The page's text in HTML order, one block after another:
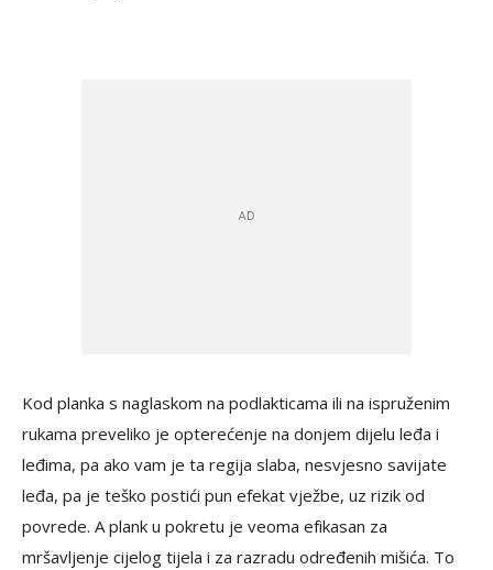
Kod planka s naglaskom na podlakticama ili na ispruženim
rukama preveliko je opterećenje na donjem dijelu leđa i
leđima, pa ako vam je ta regija slaba, nesvjesno savijate
leđa, pa je teško postići pun efekat vježbe, uz rizik od
povrede. A plank u pokretu je veoma efikasan za
mršavljenje cijelog tijela i za razradu određenih mišića. To